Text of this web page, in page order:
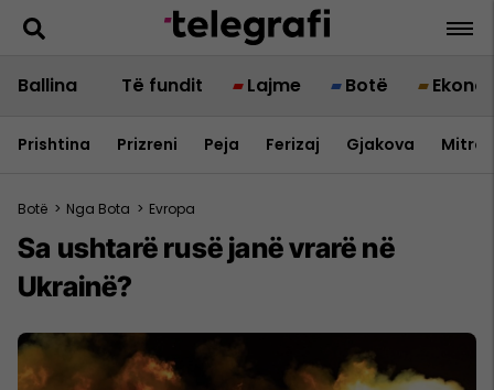
Ballina Të fundit Lajme Botë
Prishtina Prizreni Peja Ferizaj Gjakova
Botë > Nga Bota > Evropa
Sa ushtarë rusë janë vrarë në
Ukrainë?